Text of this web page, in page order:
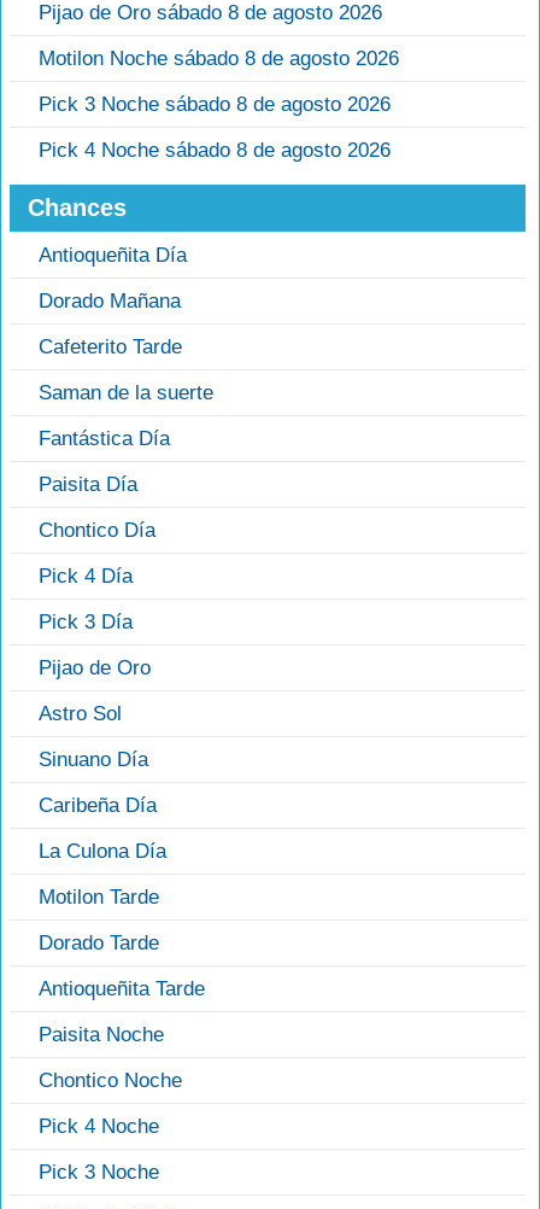
Pijao de Oro sábado 8 de agosto 2026
Motilon Noche sábado 8 de agosto 2026
Pick 3 Noche sábado 8 de agosto 2026
Pick 4 Noche sábado 8 de agosto 2026
Chances
Antioqueñita Día
Dorado Mañana
Cafeterito Tarde
Saman de la suerte
Fantástica Día
Paisita Día
Chontico Día
Pick 4 Día
Pick 3 Día
Pijao de Oro
Astro Sol
Sinuano Día
Caribeña Día
La Culona Día
Motilon Tarde
Dorado Tarde
Antioqueñita Tarde
Paisita Noche
Chontico Noche
Pick 4 Noche
Pick 3 Noche